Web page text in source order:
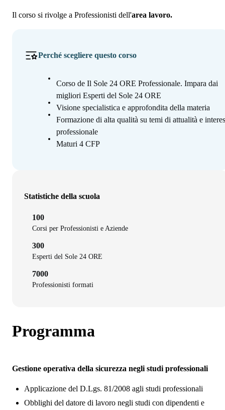
Il corso si rivolge a Professionisti dell'area lavoro.
Perché scegliere questo corso
Corso de Il Sole 24 ORE Professionale. Impara dai
migliori Esperti del Sole 24 ORE
Visione specialistica e approfondita della materia
Formazione di alta qualità su temi di attualità e
professionale
Maturi 4 CFP
Statistiche della scuola
100
Corsi per Professionisti e Aziende
300
Esperti del Sole 24 ORE
7000
Professionisti formati
Programma
Gestione operativa della sicurezza negli studi professionali
Applicazione del D.Lgs. 81/2008 agli studi professionali
Obblighi del datore di lavoro negli studi con dipendenti e